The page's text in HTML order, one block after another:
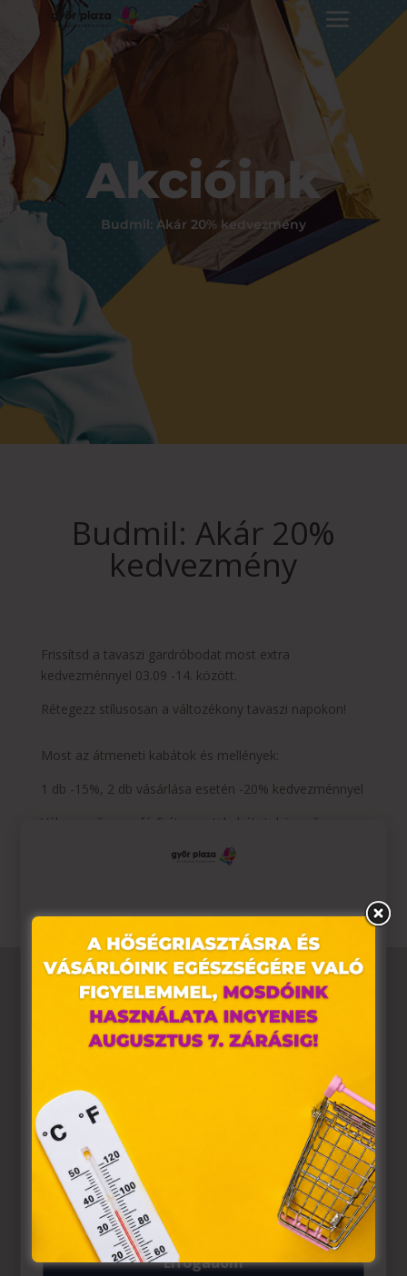
Akcióink
Budmil: Akár 20% kedvezmény
Budmil: Akár 20%
kedvezmény
Frissítsd a tavaszi gardróbodat most extra
kedvezménnyel 03.09 -14. között.
Rétegezz stílusosan a változékony tavaszi napokon!
Most az átmeneti kabátok és mellények:
1 db -15%, 2 db vásárlása esetén -20% kedvezménnyel
Válassz női vagy férfi átmeneti kabátot, könnyű
steppelt mellényt, és készülj stílusosan a változékony
Ez az oldal sütiket használ
Weboldalunkon „cookie"-kat (továbbiakban „süti")
alkalmazunk. Ezek olyan fájlok, melyek információt
tárolnak webes böngészőjében. Ehhez az Ön
hozzájárulása szükséges.
A „sütiket" az elektronikus hírközlésről szóló 2003. évi C.
törvény, az elektronikus kereskedelmi szolgáltatások, az
információs társadalommal összefüggő szolgáltatások
egyes kérdéseiről szóló 2001. évi CVIII. törvény, valamint
az Európai Unió előírásainak megfelelően használjuk.
Azon weblapoknak, melyek az Európai Unió országain
belül működnek, a „sütik" használatához, és ezeknek a
felhasználó számítógépén vagy egyéb eszközén történő
tárolásához a felhasználók hozzájárulását kell kérniük.
Elfogadom